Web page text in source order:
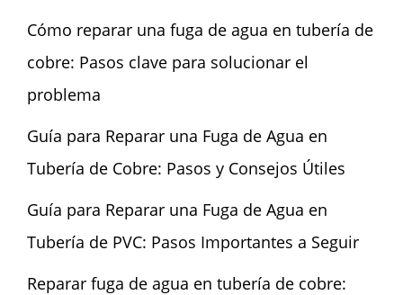
Cómo reparar una fuga de agua en tubería de
cobre: Pasos clave para solucionar el
problema
Guía para Reparar una Fuga de Agua en
Tubería de Cobre: Pasos y Consejos Útiles
Guía para Reparar una Fuga de Agua en
Tubería de PVC: Pasos Importantes a Seguir
Reparar fuga de agua en tubería de cobre: